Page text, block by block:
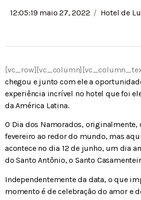
12:05:19 maio 27, 2022 / Hotel de
chegou e junto com ele a
experiência incrível no hotel que foi
da América Latina.
O Dia dos Namorados, originalmente,
fevereiro ao redor do mundo, mas
acontece no dia 12 de junho, um dia
do Santo Antônio, o Santo
Independentemente da data, o que
momento é de celebração do amor e